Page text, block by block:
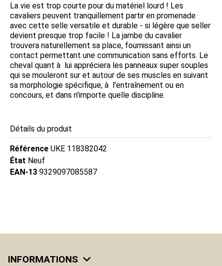
La vie est trop courte pour du matériel lourd ! Les
cavaliers peuvent tranquillement partir en promenade
avec cette selle versatile et durable - si légère que seller
devient presque trop facile ! La jambe du cavalier
trouvera naturellement sa place, fournissant ainsi un
contact permettant une communication sans efforts. Le
cheval quant à lui appréciera les panneaux super souples
qui se mouleront sur et autour de ses muscles en suivant
sa morphologie spécifique, à l'entraînement ou en
concours, et dans n'importe quelle discipline.
Détails du produit
Référence UKE 118382042
État Neuf
EAN-13 9329097085587
INFORMATIONS